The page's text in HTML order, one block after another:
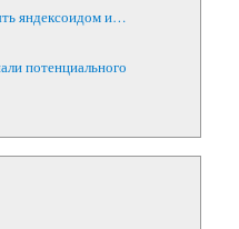
яндексоидом и…
потенциального